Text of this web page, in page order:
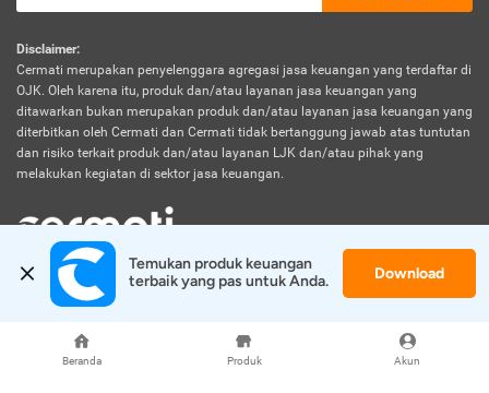
Beranda Produk Akun
Disclaimer:
Cermati merupakan penyelenggara agregasi jasa keuangan yang terdaftar di
OJK. Oleh karena itu, produk dan/atau layanan jasa keuangan yang
ditawarkan bukan merupakan produk dan/atau layanan jasa keuangan yang
diterbitkan oleh Cermati dan Cermati tidak bertanggung jawab atas tuntutan
dan risiko terkait produk dan/atau layanan LJK dan/atau pihak yang
melakukan kegiatan di sektor jasa keuangan.
© 2026 Cermati. All Rights Reserved.
Temukan produk keuangan
terbaik yang pas untuk Anda.
Download